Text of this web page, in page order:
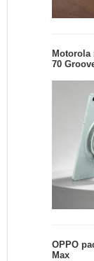
Motorola
70
OPPO
Max